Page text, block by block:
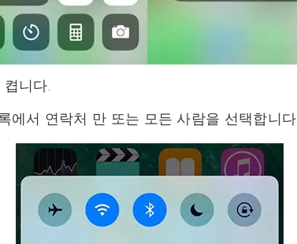
니다.
에서 연락처 만 또는 모든 사람을 선택합니다.